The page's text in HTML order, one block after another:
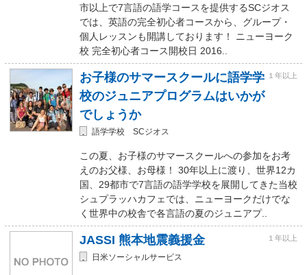
市以上で7言語の語学コースを提供するSCジオス
では、英語の完全初心者コースから、グループ・
個人レッスンも開講しております！ ニューヨーク
校 完全初心者コース開校日 2016..
お子様のサマースクールに語学学
校のジュニアプログラムはいかが
でしょうか
１年以上
語学学校 SCジオス
この夏、お子様のサマースクールへの参加をお考
えのお父様、お母様！ 30年以上に渡り、世界12カ
国、29都市で7言語の語学学校を展開してきた当校
シュプラッハカフェでは、ニューヨークだけでな
く世界中の校舎で各言語の夏のジュニアプ..
JASSI 熊本地震義援金 １年以上
日米ソーシャルサービス